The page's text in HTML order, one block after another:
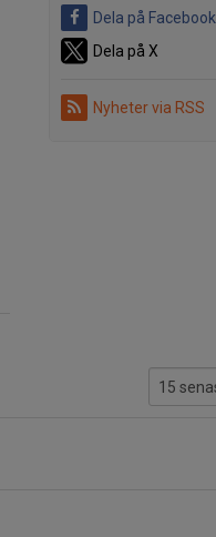
Dela på Facebook
Dela på X
Nyheter via RSS